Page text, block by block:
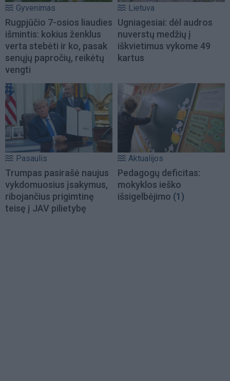
Gyvenimas
Rugpjūčio 7-osios liaudies
išmintis: kokius ženklus
verta stebėti ir ko, pasak
senųjų papročių, reikėtų
vengti
Lietuva
Ugniagesiai: dėl audros
nuverstų medžių į
iškvietimus vykome 49
kartus
Pasaulis
Trumpas pasirašė naujus
vykdomuosius įsakymus,
ribojančius prigimtinę
teisę į JAV pilietybę
Aktualijos
Pedagogų deficitas:
mokyklos ieško
išsigelbėjimo (1)